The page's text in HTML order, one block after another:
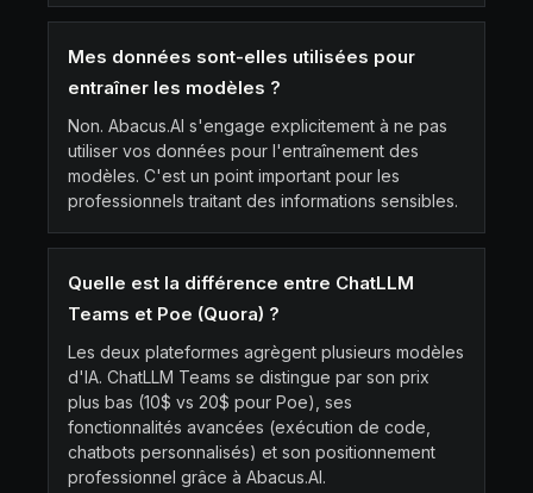
Mes données sont-elles utilisées pour
entraîner les modèles ?
Non. Abacus.AI s'engage explicitement à ne pas
utiliser vos données pour l'entraînement des
modèles. C'est un point important pour les
professionnels traitant des informations sensibles.
Quelle est la différence entre ChatLLM
Teams et Poe (Quora) ?
Les deux plateformes agrègent plusieurs modèles
d'IA. ChatLLM Teams se distingue par son prix
plus bas (10$ vs 20$ pour Poe), ses
fonctionnalités avancées (exécution de code,
chatbots personnalisés) et son positionnement
professionnel grâce à Abacus.AI.